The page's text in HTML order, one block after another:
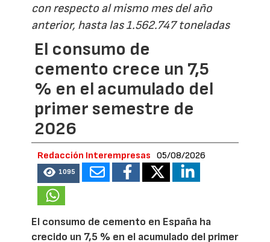
con respecto al mismo mes del año
anterior, hasta las 1.562.747 toneladas
El consumo de
cemento crece un 7,5
% en el acumulado del
primer semestre de
2026
Redacción Interempresas 05/08/2026
1095
El consumo de cemento en España ha
crecido un 7,5 % en el acumulado del primer